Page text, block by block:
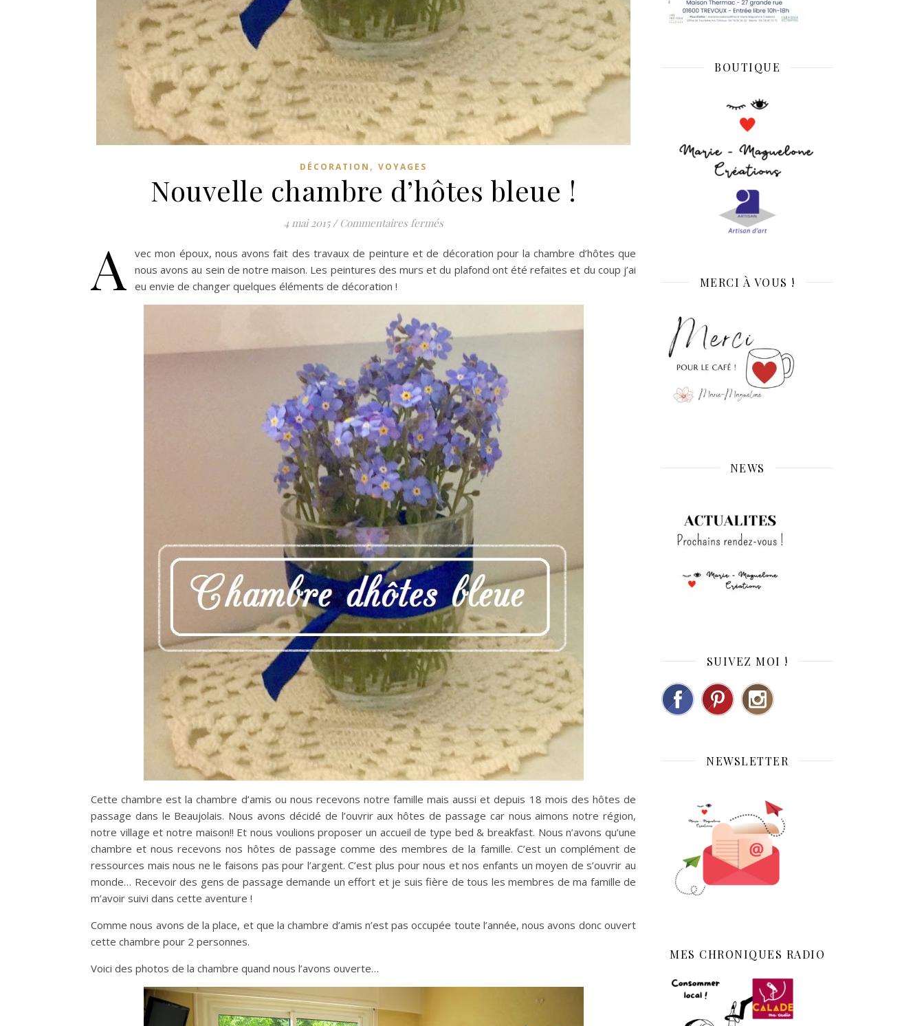
DÉCORATION , VOYAGES
Nouvelle chambre d’hôtes bleue !
4 mai 2015 / Commentaires ferméssur Nouvelle chambre d’hôtes bleue !
A
vec mon époux, nous avons fait des travaux de peinture et de décoration pour la chambre d’hôtes que
nous avons au sein de notre maison. Les peintures des murs et du plafond ont été refaites et du coup j’ai
eu envie de changer quelques éléments de décoration !
Cette chambre est la chambre d’amis ou nous recevons notre famille mais aussi et depuis 18 mois des hôtes de
passage dans le Beaujolais. Nous avons décidé de l’ouvrir aux hôtes de passage car nous aimons notre région,
notre village et notre maison!! Et nous voulions proposer un accueil de type bed & breakfast. Nous n’avons qu’une
chambre et nous recevons nos hôtes de passage comme des membres de la famille. C’est un complément de
ressources mais nous ne le faisons pas pour l’argent. C’est plus pour nous et nos enfants un moyen de s’ouvrir au
monde… Recevoir des gens de passage demande un effort et je suis fière de tous les membres de ma famille de
m’avoir suivi dans cette aventure !
Comme nous avons de la place, et que la chambre d’amis n’est pas occupée toute l’année, nous avons donc ouvert
cette chambre pour 2 personnes.
Voici des photos de la chambre quand nous l’avons ouverte…
BOUTIQUE
MERCI À VOUS !
NEWS
SUIVEZ MOI !
NEWSLETTER
MES CHRONIQUES RADIO